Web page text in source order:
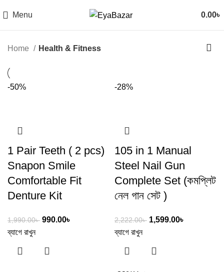
Menu 0.00৳
Home Health & Fitness
-50%
1 Pair Teeth ( 2 pcs)
Snapon Smile
Comfortable Fit
Denture Kit
1,990.00৳ 990.00৳
ব্যাগে রাখুন
-28%
105 in 1 Manual
Steel Nail Gun
Complete Set (কমপ্লিট
নেল গান সেট )
2,222.00৳ 1,599.00৳
ব্যাগে রাখুন